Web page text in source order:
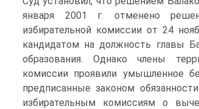
января 2001 г. отменено
избирательной комиссии от 24
кандидатом на должность главы
образования. Однако члены
комиссии проявили умышленное
предписанные законом
избирательным комиссиям о